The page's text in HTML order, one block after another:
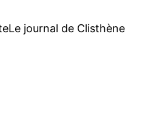
Le journal de Clisthène